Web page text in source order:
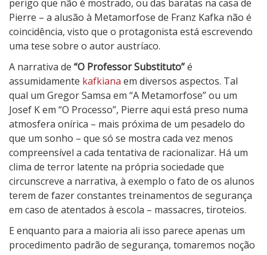
perigo que não é mostrado, ou das baratas na casa de
Pierre – a alusão à Metamorfose de Franz Kafka não é
coincidência, visto que o protagonista está escrevendo
uma tese sobre o autor austríaco.
A narrativa de “O Professor Substituto”é
assumidamente kafkiana em diversos aspectos. Tal
qual um Gregor Samsa em “A Metamorfose” ou um
Josef K em “O Processo”, Pierre aqui está preso numa
atmosfera onírica – mais próxima de um pesadelo do
que um sonho – que só se mostra cada vez menos
compreensível a cada tentativa de racionalizar. Há um
clima de terror latente na própria sociedade que
circunscreve a narrativa, à exemplo o fato de os alunos
terem de fazer constantes treinamentos de segurança
em caso de atentados à escola – massacres, tiroteios.
E enquanto para a maioria ali isso parece apenas um
procedimento padrão de segurança, tomaremos noção